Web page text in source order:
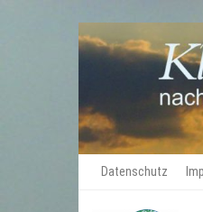
Datenschutz